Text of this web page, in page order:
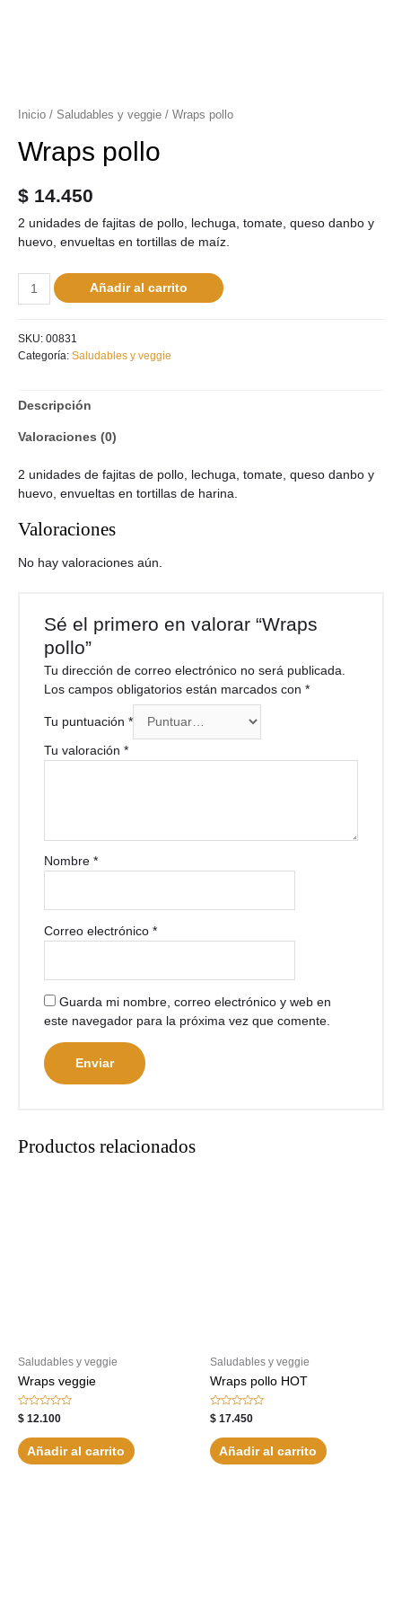
Inicio / Saludables y veggie / Wraps pollo
Wraps pollo
$ 14.450
2 unidades de fajitas de pollo, lechuga, tomate, queso danbo y
huevo, envueltas en tortillas de maíz.
Añadir al carrito
SKU: 00831
Categoría: Saludables y veggie
Descripción
Valoraciones (0)
2 unidades de fajitas de pollo, lechuga, tomate, queso danbo y
huevo, envueltas en tortillas de harina.
Valoraciones
No hay valoraciones aún.
Sé el primero en valorar “Wraps
pollo”
Tu dirección de correo electrónico no será publicada.
Los campos obligatorios están marcados con*
Tu puntuación*
Tu valoración*
Nombre*
Correo electrónico*
Guarda mi nombre, correo electrónico y web en
este navegador para la próxima vez que comente.
Productos relacionados
Saludables y veggie
Wraps veggie
Valorado
con
de
5
$ 12.100
Añadir al carrito
Saludables y veggie
Wraps pollo HOT
Valorado
con
de
5
$ 17.450
Añadir al carrito